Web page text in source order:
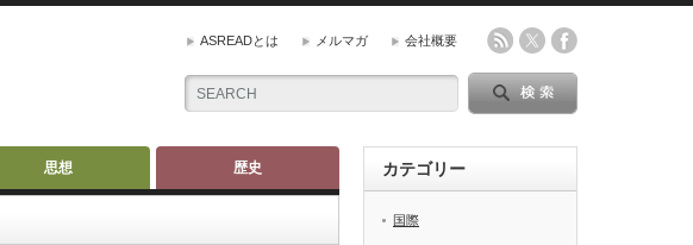
ASREADとは メルマガ 会社概要
思想 歴史 カテゴリー
国際